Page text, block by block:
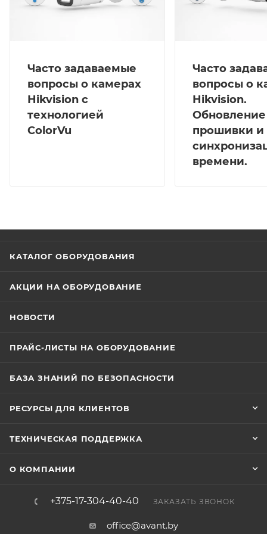
Часто задаваемые
вопросы о камерах
Hikvision с
технологией
ColorVu
Часто
вопросы о
Hikvision.
Обновление
прошивки и
времени.
КАТАЛОГ ОБОРУДОВАНИЯ
АКЦИИ НА ОБОРУДОВАНИЕ
НОВОСТИ
ПРАЙС-ЛИСТЫ НА ОБОРУДОВАНИЕ
БАЗА ЗНАНИЙ ПО БЕЗОПАСНОСТИ
РЕСУРСЫ ДЛЯ КЛИЕНТОВ
ТЕХНИЧЕСКАЯ ПОДДЕРЖКА
О КОМПАНИИ
+375-17-304-40-40 ЗАКАЗАТЬ ЗВОНОК
office@avant.by